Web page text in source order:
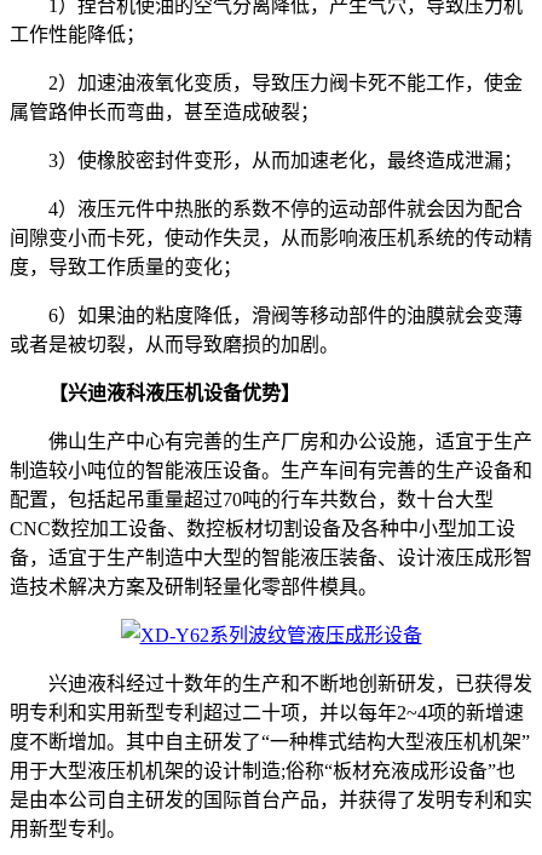
1）捏合机使油的空气分离降低，产生气穴，导致压力机
工作性能降低；
2）加速油液氧化变质，导致压力阀卡死不能工作，使金
属管路伸长而弯曲，甚至造成破裂；
3）使橡胶密封件变形，从而加速老化，最终造成泄漏；
4）液压元件中热胀的系数不停的运动部件就会因为配合
间隙变小而卡死，使动作失灵，从而影响液压机系统的传动精
度，导致工作质量的变化；
6）如果油的粘度降低，滑阀等移动部件的油膜就会变薄
或者是被切裂，从而导致磨损的加剧。
【兴迪液科液压机设备优势】
佛山生产中心有完善的生产厂房和办公设施，适宜于生产
制造较小吨位的智能液压设备。生产车间有完善的生产设备和
配置，包括起吊重量超过70吨的行车共数台，数十台大型
CNC数控加工设备、数控板材切割设备及各种中小型加工设
备，适宜于生产制造中大型的智能液压装备、设计液压成形智
造技术解决方案及研制轻量化零部件模具。
兴迪液科经过十数年的生产和不断地创新研发，已获得发
明专利和实用新型专利超过二十项，并以每年2~4项的新增速
度不断增加。其中自主研发了“一种榫式结构大型液压机机架”
用于大型液压机机架的设计制造;俗称“板材充液成形设备”也
是由本公司自主研发的国际首台产品，并获得了发明专利和实
用新型专利。